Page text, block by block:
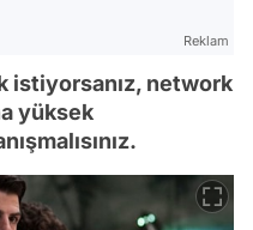
Reklam
istiyorsanız, network
yüksek